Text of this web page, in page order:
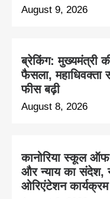
August 9, 2026
ब्रेकिंग: मुख्यमंत्री
फैसला, महाधिवक्ता
फीस बढ़ी
August 8, 2026
कानोरिया स्कूल
और न्याय का संदेश,
ओरिएंटेशन कार्यक्रम